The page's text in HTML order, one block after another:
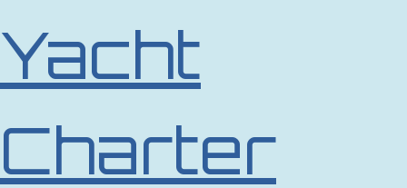
Yacht
Charter